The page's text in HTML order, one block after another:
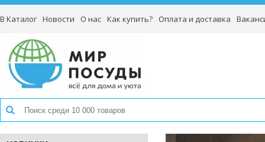
В Каталог Новости О нас Как купить? Оплата и доставка